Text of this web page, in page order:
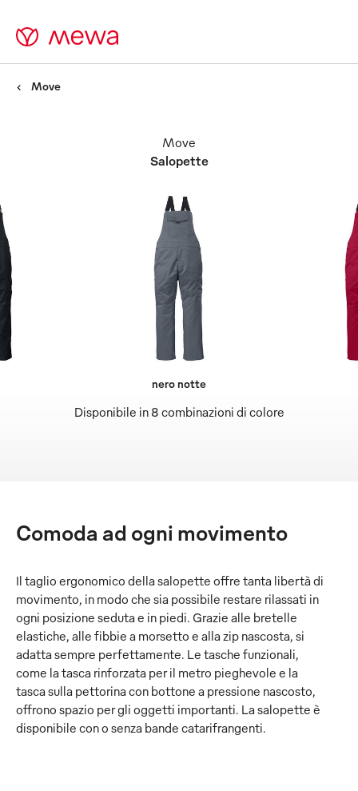
Move
Salopette
Move
Disponibile in 8 combinazioni di colore
nero notte
Comoda ad ogni movimento
Il taglio ergonomico della salopette offre tanta libertà di
movimento, in modo che sia possibile restare rilassati in
ogni posizione seduta e in piedi. Grazie alle bretelle
elastiche, alle fibbie a morsetto e alla zip nascosta, si
adatta sempre perfettamente. Le tasche funzionali,
come la tasca rinforzata per il metro pieghevole e la
tasca sulla pettorina con bottone a pressione nascosto,
offrono spazio per gli oggetti importanti. La salopette è
disponibile con o senza bande catarifrangenti.